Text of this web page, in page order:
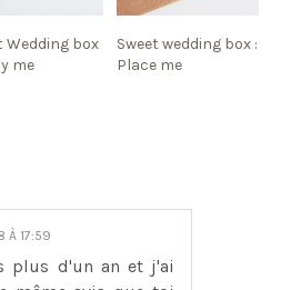
Wedding box
me
Sweet wedding box :
Place me
À 17:59
plus d'un an et j'ai